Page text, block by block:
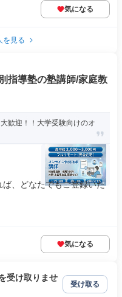
気になる
を見る
指導塾の塾講師/家庭教
歓迎！！大学受験向けのオ
、どなたでもご登録いた
気になる
受け取りませ
受け取る